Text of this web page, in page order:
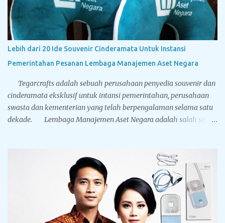
pemerintahan, swasta dan perbankan juga menyediakan
berbagai macam souvenir untuk sidang doktor yang bisa
disesuaikan dengan bugdet dan kebutuhan Anda. Sport vacuum
cup, botol minum stainless steel dinding ganda yang memiliki
dari kaca. Terbuat dari stainless steel BPA free hadir dengan lima
pilihan warna solid: hitam, putih, biru, silver dan gold...
Lebih dari 20 Ide Souvenir Cinderamata Untuk Instansi
Pemerintahan Pesanan Lembaga Manajemen Aset Negara
Tegarcrafts adalah sebuah perusahaan penyedia souvenir dan
cinderamata eksklusif untuk intansi pemerintahan, perusahaan
swasta dan kementerian yang telah berpengalaman selama satu
dekade. Lembaga Manajemen Aset Negara adalah salah satu
souvenir. Dibawah ini adalah foto-foto dari cinderamata
eksklusif yang pernah dikerjakan oleh Tegarcrafts. Silahkan
nikmati aneka gambar dibawah, yang mana mungkin berguna
sebagai referensi Anda sebelum Anda memesan souvenir kepada
kami. Bantal Leher Bahan Yelvo Ada dua jenis standar bahan
untuk membuat bantal leher, yakni Yelvo dan Velboa. Yelvo lebih